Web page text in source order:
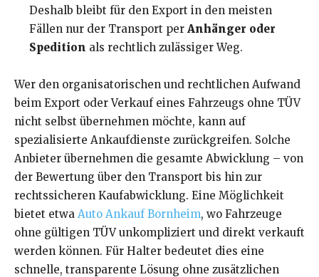
Deshalb bleibt für den Export in den meisten
Fällen nur der Transport per Anhänger oder
Spedition als rechtlich zulässiger Weg.
Wer den organisatorischen und rechtlichen Aufwand
beim Export oder Verkauf eines Fahrzeugs ohne TÜV
nicht selbst übernehmen möchte, kann auf
spezialisierte Ankaufdienste zurückgreifen. Solche
Anbieter übernehmen die gesamte Abwicklung – von
der Bewertung über den Transport bis hin zur
rechtssicheren Kaufabwicklung. Eine Möglichkeit
bietet etwa Auto Ankauf Bornheim, wo Fahrzeuge
ohne gültigen TÜV unkompliziert und direkt verkauft
werden können. Für Halter bedeutet dies eine
schnelle, transparente Lösung ohne zusätzlichen